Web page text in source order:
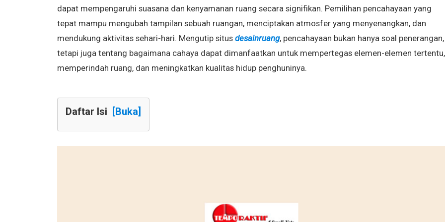
dapat mempengaruhi suasana dan kenyamanan ruang secara signifikan. Pemilihan pencahayaan yang
tepat mampu mengubah tampilan sebuah ruangan, menciptakan atmosfer yang menyenangkan, dan
mendukung aktivitas sehari-hari. Mengutip situs desainruang, pencahayaan bukan hanya soal penerangan,
tetapi juga tentang bagaimana cahaya dapat dimanfaatkan untuk mempertegas elemen-elemen tertentu,
memperindah ruang, dan meningkatkan kualitas hidup penghuninya.
Daftar Isi [Buka]